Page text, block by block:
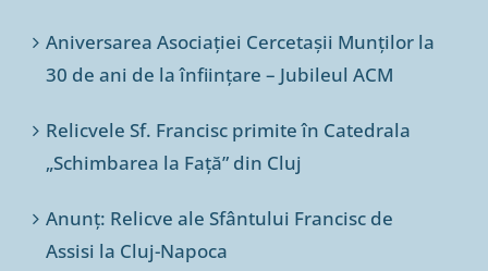
Aniversarea Asociației Cercetașii Munților la
30 de ani de la înființare – Jubileul ACM
Relicvele Sf. Francisc primite în Catedrala
„Schimbarea la Față” din Cluj
Anunț: Relicve ale Sfântului Francisc de
Assisi la Cluj-Napoca